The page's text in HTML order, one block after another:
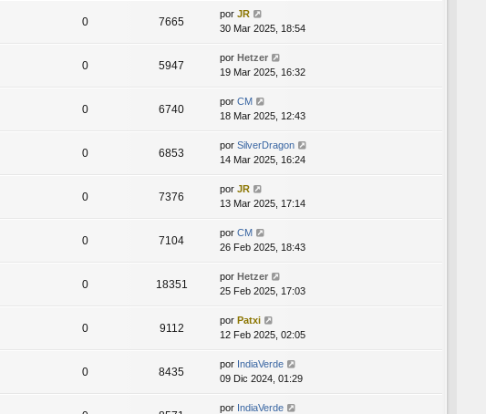
0 7665
por JR
30 Mar 2025, 18:54
0 5947
por Hetzer
19 Mar 2025, 16:32
0 6740
por CM
18 Mar 2025, 12:43
0 6853
por SilverDragon
14 Mar 2025, 16:24
0 7376
por JR
13 Mar 2025, 17:14
0 7104
por CM
26 Feb 2025, 18:43
0 18351
por Hetzer
25 Feb 2025, 17:03
0 9112
por Patxi
12 Feb 2025, 02:05
0 8435
por IndiaVerde
09 Dic 2024, 01:29
por IndiaVerde